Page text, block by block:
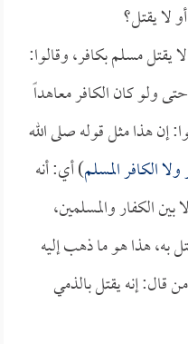
لا يقتل؟
يقتل مسلم بكافر، وقالوا:
ولو كان الكافر معاهداً
إن هذا مثل قوله صلى الله
الكافر المسلم) أي: أنه
الكفار والمسلمين،
به، هذا هو ما ذهب إليه
قال: إنه يقتل بالذمي